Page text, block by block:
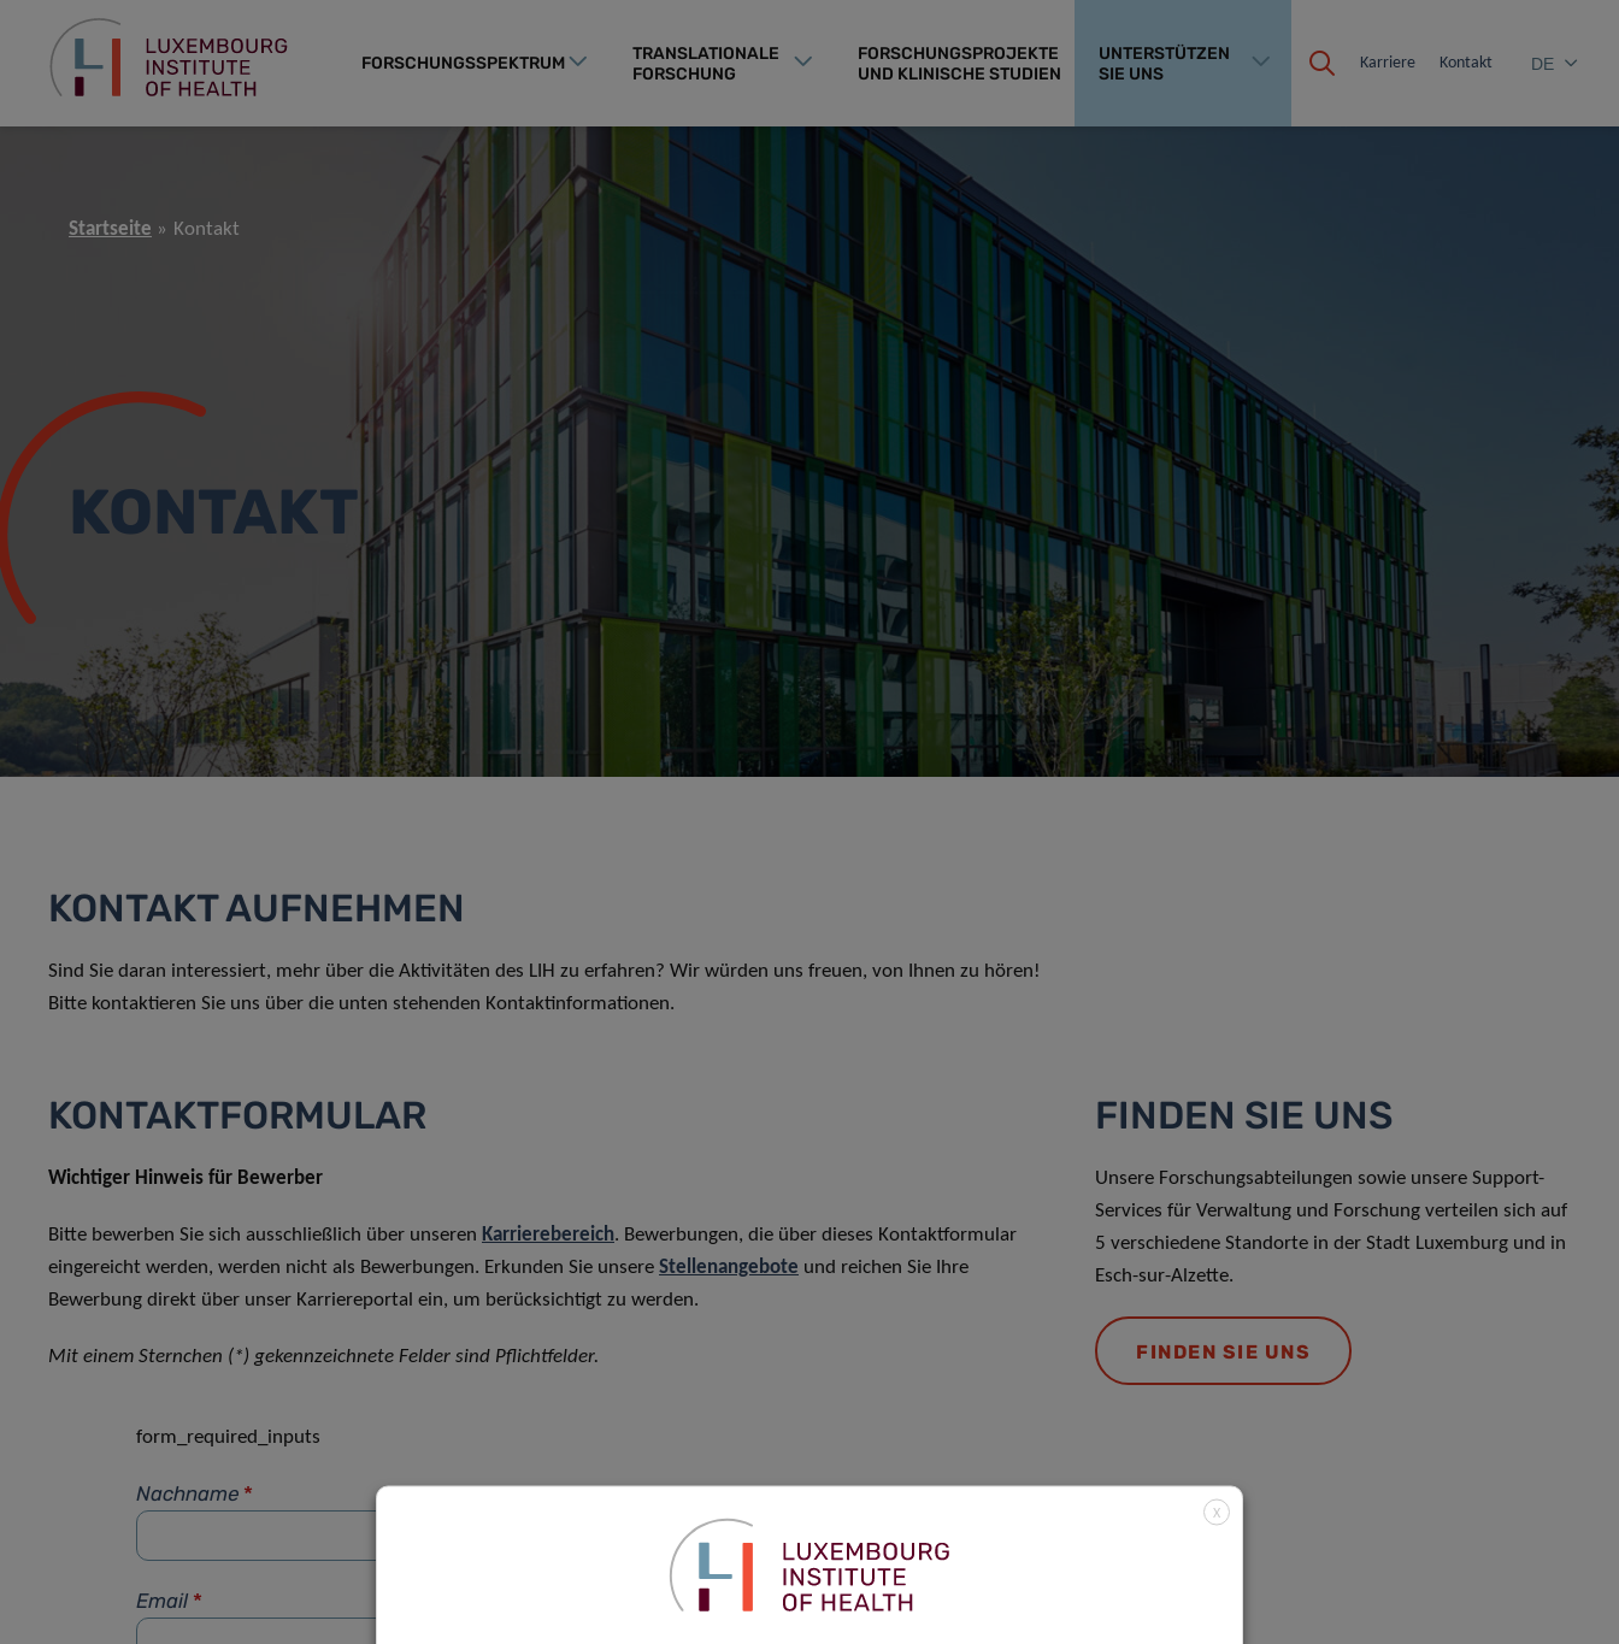
FORSCHUNGSSPEKTRUM
TRANSLATIONALE
FORSCHUNG
FORSCHUNGSPROJEKTE
UND KLINISCHE STUDIEN
UNTERSTÜTZEN
SIE UNS
Karriere Kontakt DE
Startseite Kontakt
KONTAKT
KONTAKT AUFNEHMEN
Sind Sie daran interessiert, mehr über die Aktivitäten des LIH zu erfahren? Wir würden uns freuen, von Ihnen zu hören!
Bitte kontaktieren Sie uns über die unten stehenden Kontaktinformationen.
KONTAKTFORMULAR
Wichtiger Hinweis für Bewerber
Bitte bewerben Sie sich ausschließlich über unseren Karrierebereich. Bewerbungen, die über dieses Kontaktformular
eingereicht werden, werden nicht als Bewerbungen. Erkunden Sie unsere Stellenangebote und reichen Sie Ihre
Bewerbung direkt über unser Karriereportal ein, um berücksichtigt zu werden.
Mit einem Sternchen (*) gekennzeichnete Felder sind Pflichtfelder.
form_required_inputs
Nachname * Vorname*
Email *
FINDEN SIE UNS
Unsere Forschungsabteilungen sowie unsere Support-
Services für Verwaltung und Forschung verteilen sich auf
5 verschiedene Standorte in der Stadt Luxemburg und in
Esch-sur-Alzette.
FINDEN SIE UNS
X